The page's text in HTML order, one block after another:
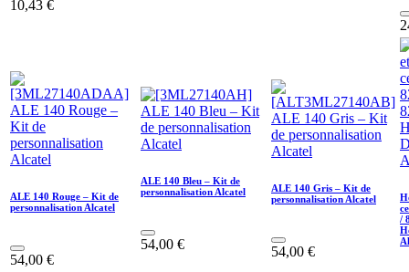
10,43 €
ALE 140 Rouge – Kit de
personnalisation Alcatel
54,00 €
ALE 140 Bleu – Kit de
personnalisation Alcatel
54,00 €
ALE 140 Gris – Kit de
personnalisation Alcatel
54,00 €
/